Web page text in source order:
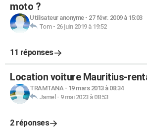
moto ?
Utilisateur anonyme- 27 févr. 2009 à 15:03
Tom- 26 juin 2019 à 19:52
11 réponses
Location voiture Mauritius-
TRAMTANA- 19 mars 2013 à 08:34
Jamel - 9 mai 2023 à 08:53
2 réponses